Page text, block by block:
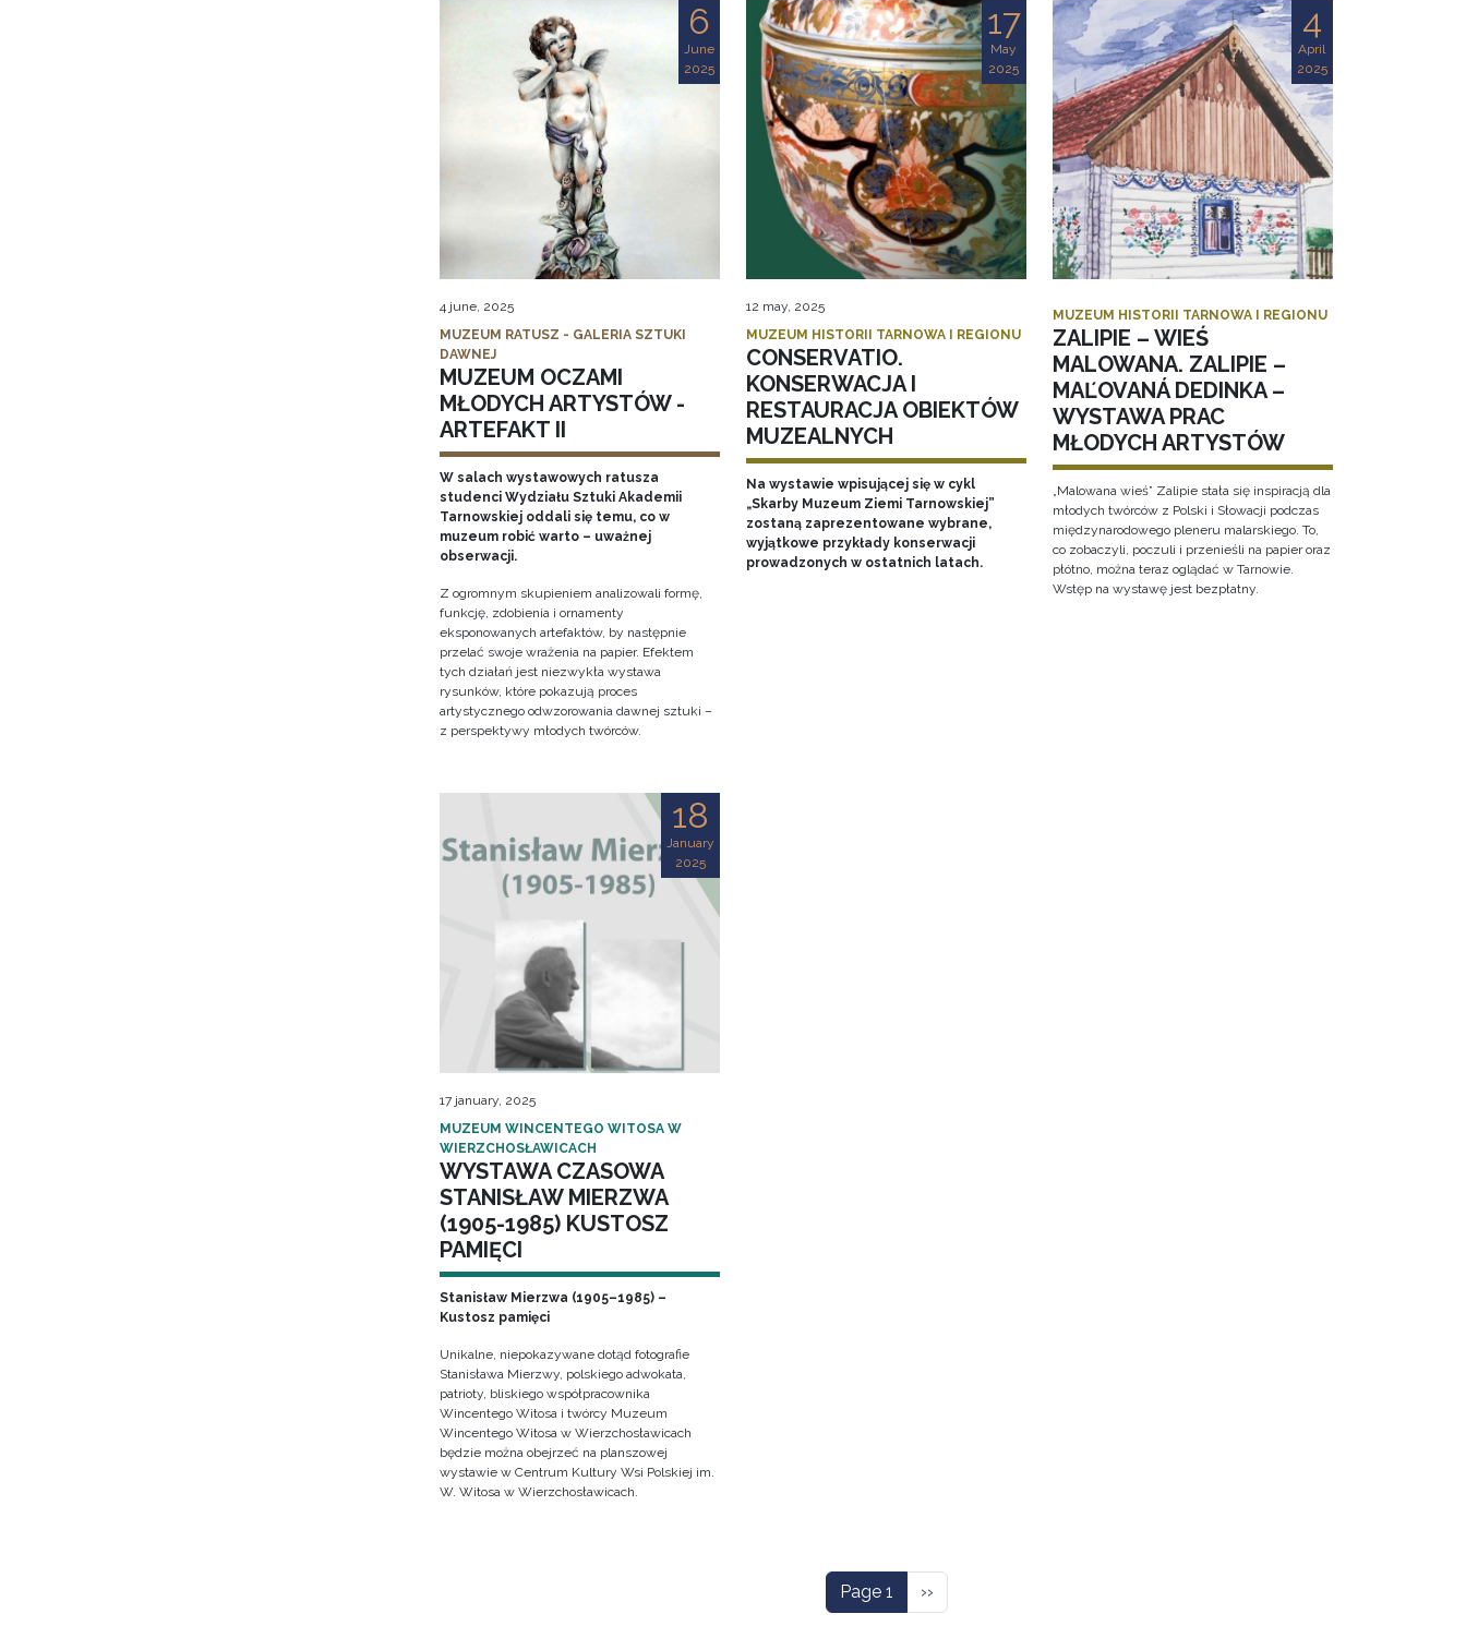
6
June
2025
4 june, 2025
MUZEUM RATUSZ - GALERIA SZTUKI
DAWNEJ
MUZEUM OCZAMI
MŁODYCH ARTYSTÓW -
ARTEFAKT II
W salach wystawowych ratusza
studenci Wydziału Sztuki Akademii
Tarnowskiej oddali się temu, co w
muzeum robić warto – uważnej
obserwacji.
Z ogromnym skupieniem analizowali formę,
funkcję, zdobienia i ornamenty
eksponowanych artefaktów, by następnie
przelać swoje wrażenia na papier. Efektem
tych działań jest niezwykła wystawa
rysunków, które pokazują proces
artystycznego odwzorowania dawnej sztuki –
z perspektywy młodych twórców.
17
May
2025
12 may, 2025
MUZEUM HISTORII TARNOWA I REGIONU
CONSERVATIO.
KONSERWACJA I
RESTAURACJA OBIEKTÓW
MUZEALNYCH
Na wystawie wpisującej się w cykl
„Skarby Muzeum Ziemi Tarnowskiej”
zostaną zaprezentowane wybrane,
wyjątkowe przykłady konserwacji
prowadzonych w ostatnich latach.
4
April
2025
MUZEUM HISTORII TARNOWA I REGIONU
ZALIPIE – WIEŚ
MALOWANA. ZALIPIE –
MAĽOVANÁ DEDINKA –
WYSTAWA PRAC
MŁODYCH ARTYSTÓW
„Malowana wieś” Zalipie stała się inspiracją dla
młodych twórców z Polski i Słowacji podczas
międzynarodowego pleneru malarskiego. To,
co zobaczyli, poczuli i przenieśli na papier oraz
płótno, można teraz oglądać w Tarnowie.
Wstęp na wystawę jest bezpłatny.
18
January
2025
17 january, 2025
MUZEUM WINCENTEGO WITOSA W
WIERZCHOSŁAWICACH
WYSTAWA CZASOWA
STANISŁAW MIERZWA
(1905-1985) KUSTOSZ
PAMIĘCI
Stanisław Mierzwa (1905–1985) –
Kustosz pamięci
Unikalne, niepokazywane dotąd fotografie
Stanisława Mierzwy, polskiego adwokata,
patrioty, bliskiego współpracownika
Wincentego Witosa i twórcy Muzeum
Wincentego Witosa w Wierzchosławicach
będzie można obejrzeć na planszowej
wystawie w Centrum Kultury Wsi Polskiej im.
W. Witosa w Wierzchosławicach.
Page 1 Next page
››